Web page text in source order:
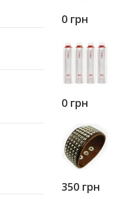
0 грн
0 грн
350 грн